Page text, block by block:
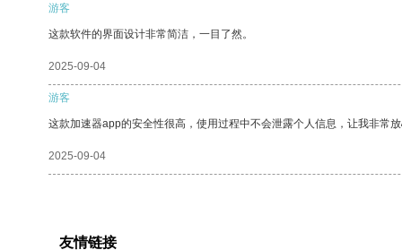
游客
这款软件的界面设计非常简洁，一目了然。
2025-09-04
游客
这款加速器app的安全性很高，使用过程中不会泄露个人信息，让我非常
2025-09-04
友情链接